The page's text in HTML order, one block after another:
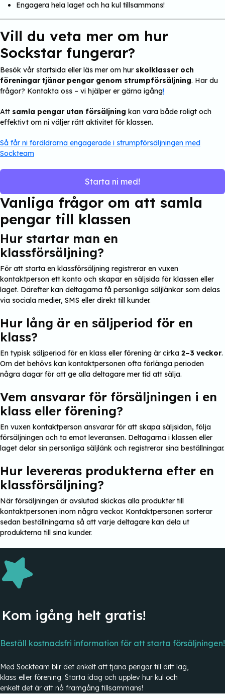
Engagera hela laget och ha kul tillsammans!
Vill du veta mer om hur
Sockstar fungerar?
Besök vår startsida eller läs mer om hur skolklasser och
föreningar tjänar pengar genom strumpförsäljning. Har du
frågor? Kontakta oss – vi hjälper er gärna igång!
Att samla pengar utan försäljning kan vara både roligt och
effektivt om ni väljer rätt aktivitet för klassen.
Så får ni föräldrarna engagerade i strumpförsäljningen med
Sockteam
Starta ni med!
Vanliga frågor om att samla
pengar till klassen
Hur startar man en
klassförsäljning?
För att starta en klassförsäljning registrerar en vuxen
kontaktperson ett konto och skapar en säljsida för klassen eller
laget. Därefter kan deltagarna få personliga säljlänkar som delas
via sociala medier, SMS eller direkt till kunder.
Hur lång är en säljperiod för en
klass?
En typisk säljperiod för en klass eller förening är cirka 2–3 veckor.
Om det behövs kan kontaktpersonen ofta förlänga perioden
några dagar för att ge alla deltagare mer tid att sälja.
Vem ansvarar för försäljningen i en
klass eller förening?
En vuxen kontaktperson ansvarar för att skapa säljsidan, följa
försäljningen och ta emot leveransen. Deltagarna i klassen eller
laget delar sin personliga säljlänk och registrerar sina beställningar.
Hur levereras produkterna efter en
klassförsäljning?
När försäljningen är avslutad skickas alla produkter till
kontaktpersonen inom några veckor. Kontaktpersonen sorterar
sedan beställningarna så att varje deltagare kan dela ut
produkterna till sina kunder.
Kom igång helt gratis!
Beställ kostnadsfri information för att starta försäljningen!
Med Sockteam blir det enkelt att tjäna pengar till ditt lag,
klass eller förening. Starta idag och upplev hur kul och
enkelt det är att nå framgång tillsammans!